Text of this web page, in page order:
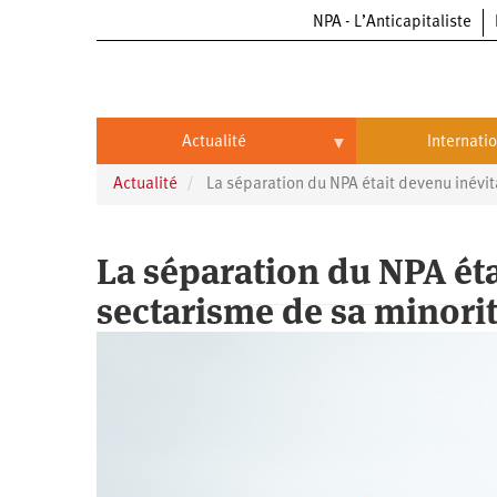
NPA - L’Anticapitaliste
Actualité
Actualité
Entreprises
Entreprises
Oppressions
International
Chine
États-
Actualité La séparation du NPA était devenu
La séparation du NPA
sectarisme de sa